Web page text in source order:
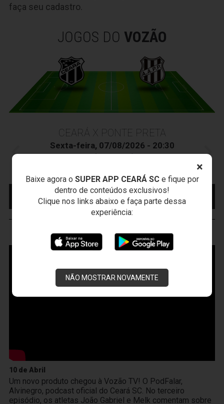
×
Baixe agora o SUPER APP CEARÁ SCe fique por
dentro de conteúdos exclusivos!
Clique nos links abaixo e faça parte dessa
experiência:
NÃO MOSTRAR NOVAMENTE
faça seu cadastro.
JOGOS DO VOZÃO
CEARÁ X PONTE PRETA
Sexta-feira, 07/08/2026 - 20:30
Arena Vozão (Castelão) - Capital/CE
Campeonato Brasileiro • 2º Turno • 21 ª Rodada
MAIS INFORMAÇÕES
COMPRE AQUI SEU
INGRESSO
VOZÃOTV
10 de Abril
Um novo produto chegou à Vozão TV! O PodFalar,
Alvinegro, podcast oficial do Ceará SC. No terceiro
episódio, os atletas João Gabriel e Melk comentam sobre